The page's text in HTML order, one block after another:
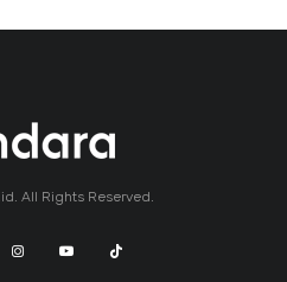
All Rights Reserved.